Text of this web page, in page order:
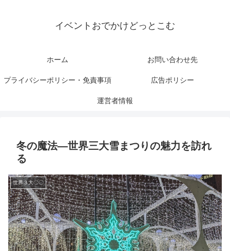
イベントおでかけどっとこむ
ホーム お問い合わせ先
プライバシーポリシー・免責事項 広告ポリシー
運営者情報
冬の魔法―世界三大雪まつりの魅力を訪れ
る
世界３大〇〇